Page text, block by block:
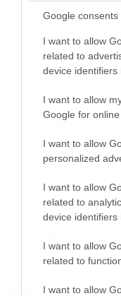
Google consents
I want to allow
related to
device identifiers
I want to allow
Google for
I want to allow
personalized
I want to allow
related to
device identifiers
I want to allow
related to
I want to allow
04/08/2026 22:07
Καιρός:
15νθημέρου
Αυγούστου
Το Lounge ήρθε
Allwyn.gr και
κερδίσεις* ένα
Παναθηναϊκού